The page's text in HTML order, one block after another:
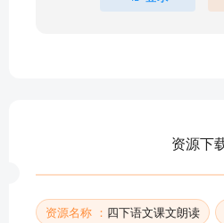
01_古诗词三首
部分目录展示 ▶ 下载后解锁
资源下
资源名称 ： 四下语文课文朗读